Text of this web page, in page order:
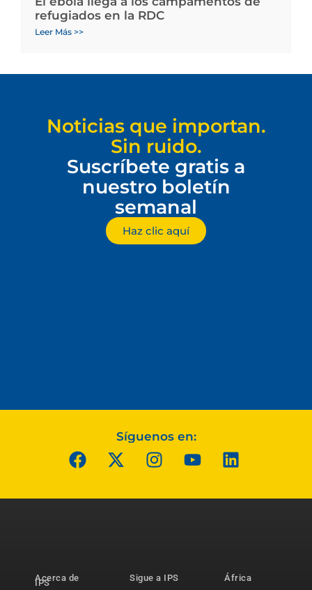
refugiados en la RDC
Leer Más >>
Noticias que importan.
Sin ruido.
Suscríbete gratis a
nuestro boletín
semanal
Haz clic aquí
Síguenos en:
Acerca de
IPS
Sigue a IPS
África